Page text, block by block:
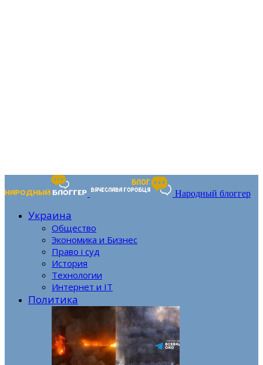
Народный блоггер
Украина
Общество
Экономика и Бизнес
Право і суд
История
Технологии
Интернет и IT
Политика